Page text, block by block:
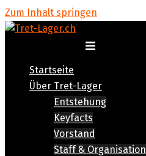
Zum Inhalt springen
Startseite
Über Tret-Lager
Entstehung
Keyfacts
Vorstand
Staff & Organisation